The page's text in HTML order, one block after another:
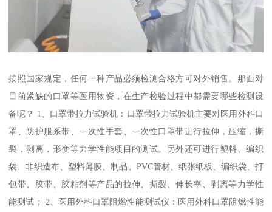
按照国家规定，任何一种产品必须检测合格方可对外销售。那面对
目前紧缺的口罩等医用物资，在生产检验过程中都需要哪些检测设
备呢？ 1、口罩带拉力试验机：口罩带拉力试验机主要对医用外科口
罩、防护服系带、一次性手套、一次性口罩带进行拉伸，压缩，撕
裂，剥离，形变等力学性能项目的测试。另外还可进行塑料、编织
袋、非织造布、塑料薄膜、制品、PVC管材、纸张纸板、编织袋、打
包带、胶带、胶粘剂等产品的拉伸、撕裂、伸长率、剥离等力学性
能测试； 2、医用外科口罩阻燃性能测试仪：医用外科口罩阻燃性能